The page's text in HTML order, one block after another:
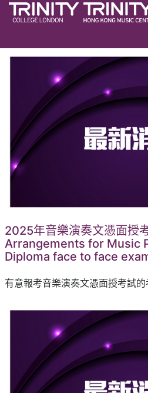
2025年音樂演奏文憑面授
Arrangements for Music
Diploma face to face
有意報考音樂演奏文憑面授考試